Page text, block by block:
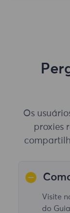
Os
proxies
Visite
do